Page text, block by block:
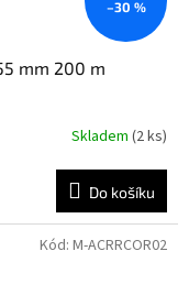
–30 %
mm 200 m
Skladem (2 ks)
Do košíku
Kód: M-ACRRCOR02